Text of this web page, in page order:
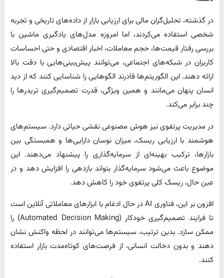
در گذشته، تحلیل‌گران مالی برای ارزیابی بازار از داده‌های تاریخی و تجربه
شخصی استفاده می‌کردند، اما امروزه مدل‌های یادگیری ماشین با
بررسی رفتار قیمت‌ها، حجم معاملات، اخبار اقتصادی و حتی احساسات
کاربران در شبکه‌های اجتماعی، می‌توانند پیش‌بینی‌هایی با دقت بالا
ارائه دهند. این الگوریتم‌ها قادرند الگوهایی را شناسایی کنند که از دید
انسان پنهان می‌مانند و همین ویژگی، قدرت تصمیم‌گیری تریدرها را
چند برابر می‌کند.
در مدیریت پرتفوی نیز هوش مصنوعی نقشی حیاتی دارد. سیستم‌های
هوشمند با ارزیابی ریسک، میزان نوسان دارایی‌ها و همبستگی بین
بازارها، ترکیب بهینه‌ای از سرمایه‌گذاری را پیشنهاد می‌دهند. این
موضوع باعث می‌شود سرمایه‌گذار بتواند بازدهی را افزایش دهد و در
عین حال، ریسک کلی پرتفوی خود را کاهش دهد.
افزون بر این، فناوری AI در حال ادغام با ابزارهای معاملاتی آنلاین است
تا فرایند تصمیم‌گیری خودکار (Automated Decision Making) را
ممکن سازد. بدین ترتیب، سیستم‌ها می‌توانند در لحظه واکنش نشان
دهند و بدون دخالت انسانی، از فرصت‌های کوتاه‌مدت بازار استفاده
کنند.